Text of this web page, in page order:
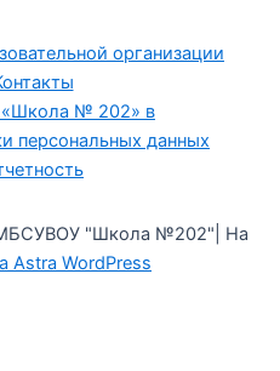
организации
№ 202» в
персональных данных
"Школа №202"| На
Astra WordPress